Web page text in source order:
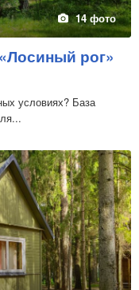
14 фото
рог»
условиях? База